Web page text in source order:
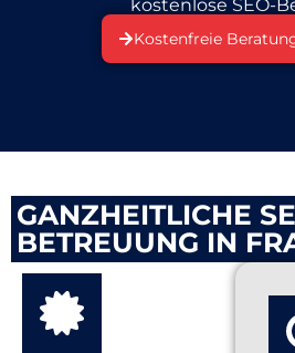
kostenlose SEO-
Kostenfreie
GANZHEITLICHE
BETREUUNG IN